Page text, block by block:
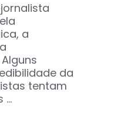
a
da
tentam